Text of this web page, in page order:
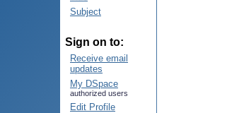
Subject
Sign on to:
Receive email
updates
My DSpace
authorized users
Edit Profile